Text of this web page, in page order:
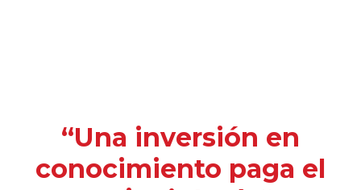
“Una inversión en
conocimiento paga el